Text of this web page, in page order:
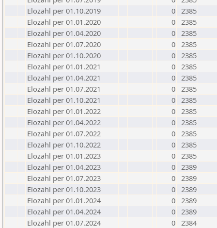
Elozahl per 01.10.2019
0 2385
Elozahl per 01.01.2020
0 2385
Elozahl per 01.04.2020
0 2385
Elozahl per 01.07.2020
0 2385
Elozahl per 01.10.2020
0 2385
Elozahl per 01.01.2021
0 2385
Elozahl per 01.04.2021
0 2385
Elozahl per 01.07.2021
0 2385
Elozahl per 01.10.2021
0 2385
Elozahl per 01.01.2022
0 2385
Elozahl per 01.04.2022
0 2385
Elozahl per 01.07.2022
0 2385
Elozahl per 01.10.2022
0 2385
Elozahl per 01.01.2023
0 2385
Elozahl per 01.04.2023
0 2389
Elozahl per 01.07.2023
0 2389
Elozahl per 01.10.2023
0 2389
Elozahl per 01.01.2024
0 2389
Elozahl per 01.04.2024
0 2389
Elozahl per 01.07.2024
0 2384